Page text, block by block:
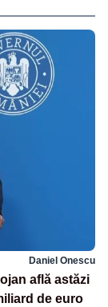
Daniel Onescu
află astăzi
de euro